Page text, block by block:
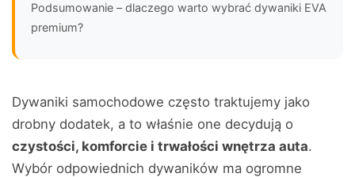
Podsumowanie – dlaczego warto wybrać dywaniki EVA
premium?
Dywaniki samochodowe często traktujemy jako
drobny dodatek, a to właśnie one decydują o
czystości, komforcie i trwałości wnętrza auta.
Wybór odpowiednich dywaników ma ogromne